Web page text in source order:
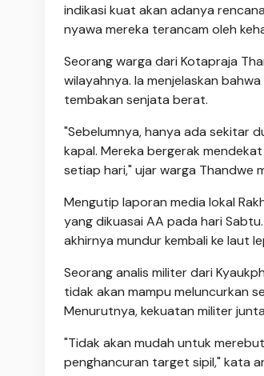
indikasi kuat akan adanya
nyawa mereka terancam oleh
Seorang warga dari Kotapraja
wilayahnya. Ia menjelaskan
tembakan senjata berat.
"Sebelumnya, hanya ada sekitar
kapal. Mereka bergerak
setiap hari," ujar warga Thandwe
Mengutip laporan media lokal
yang dikuasai AA pada hari
akhirnya mundur kembali ke laut
Seorang analis militer dari
tidak akan mampu meluncurkan
Menurutnya, kekuatan militer
"Tidak akan mudah untuk
penghancuran target sipil," kata